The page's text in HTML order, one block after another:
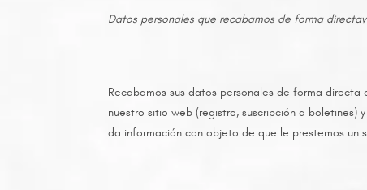
Datos personales que recabamos de forma directa
Recabamos sus datos personales de forma
nuestro sitio web (registro, suscripción a boletines)
da información con objeto de que le prestemos un